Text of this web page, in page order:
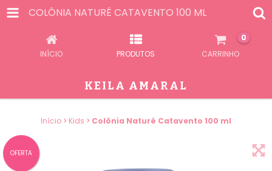
COLÔNIA NATURÉ CATAVENTO 100 ML
INÍCIO PRODUTOS CARRINHO
0
KEILA AMARAL
Início > Kids > Colônia Naturé Catavento 100 ml
OFERTA